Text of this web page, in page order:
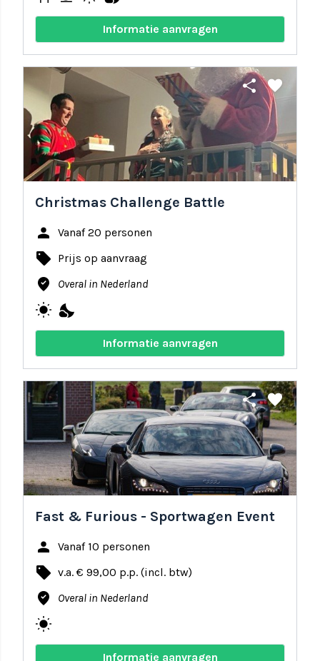
Informatie aanvragen
share favorite
Christmas Challenge Battle
person Vanaf 20 personen
local_offer Prijs op aanvraag
where_to_vote Overal in Nederland
wb_sunny nights_stay
Informatie aanvragen
share favorite
Fast & Furious - Sportwagen Event
person Vanaf 10 personen
local_offer v.a. € 99,00 p.p. (incl. btw)
where_to_vote Overal in Nederland
wb_sunny
Informatie aanvragen